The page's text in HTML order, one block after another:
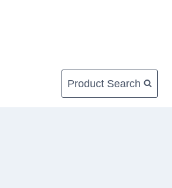
Product Search